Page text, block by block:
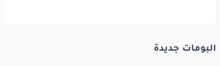
البومات جديدة